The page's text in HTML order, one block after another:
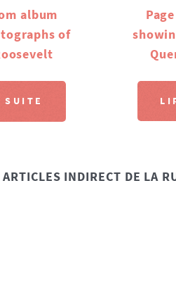
album
of
ARTICLES INDIRECT DE LA